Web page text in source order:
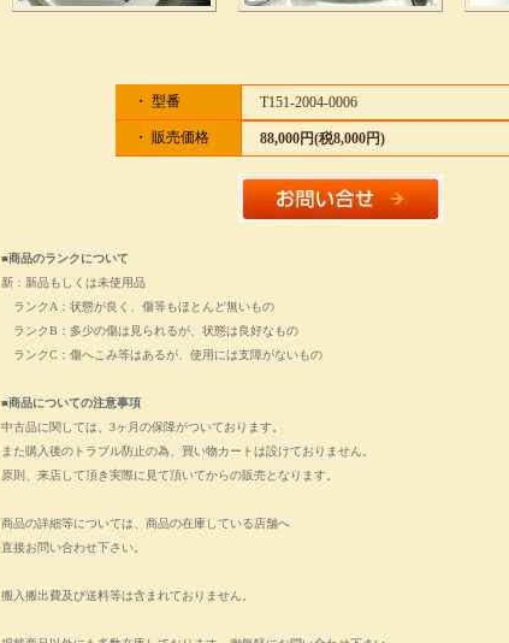
・ 型番 T151-2004-0006
・ 販売価格 88,000円(税8,000円)
■商品のランクについて
新：新品もしくは未使用品
ランクA：状態が良く、傷等もほとんど無いもの
ランクB：多少の傷は見られるが、状態は良好なもの
ランクC：傷へこみ等はあるが、使用には支障がないもの
■商品についての注意事項
中古品に関しては、3ヶ月の保障がついております。
また購入後のトラブル防止の為、買い物カートは設けておりません。
原則、来店して頂き実際に見て頂いてからの販売となります。
商品の詳細等については、商品の在庫している店舗へ
直接お問い合わせ下さい。
搬入搬出費及び送料等は含まれておりません。